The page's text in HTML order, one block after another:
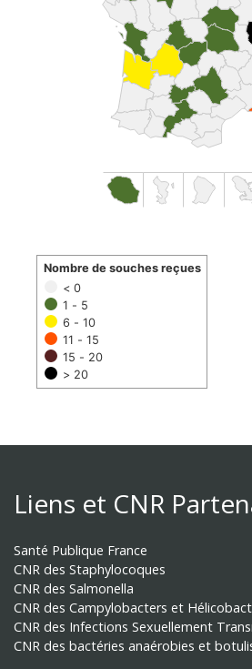
< 0
1 - 5
6 - 10
11 - 15
15 - 20
> 20
Nombre de souches reçues
Liens et CNR
Santé Publique France
CNR des Staphylocoques
CNR des Salmonella
CNR des Campylobacters et
CNR des Infections Sexuellement
CNR des bactéries anaérobies et